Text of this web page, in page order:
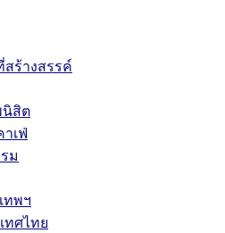
ร้างสรรค์
นิสิต
เฟ่
ม
ทพฯ
ทศไทย